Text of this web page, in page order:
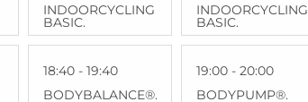
INDOORCYCLING
BASIC.
18:40 - 19:40
BODYBALANCE®.
INDOORCYCLING
BASIC.
19:00 - 20:00
BODYPUMP®.